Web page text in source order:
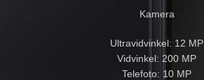
Kamera
Ultravidvinkel: 12 MP
Vidvinkel: 200 MP
Telefoto: 10 MP